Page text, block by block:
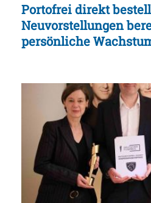
Portofrei direkt
Neuvorstellungen
persönliche